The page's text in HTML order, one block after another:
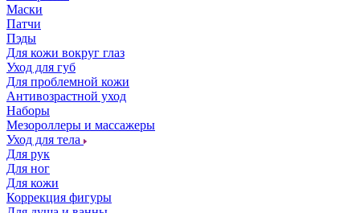
Маски
Патчи
Пэды
Для кожи вокруг глаз
Уход для губ
Для проблемной кожи
Антивозрастной уход
Наборы
Мезороллеры и массажеры
Уход для тела
Для рук
Для ног
Для кожи
Коррекция фигуры